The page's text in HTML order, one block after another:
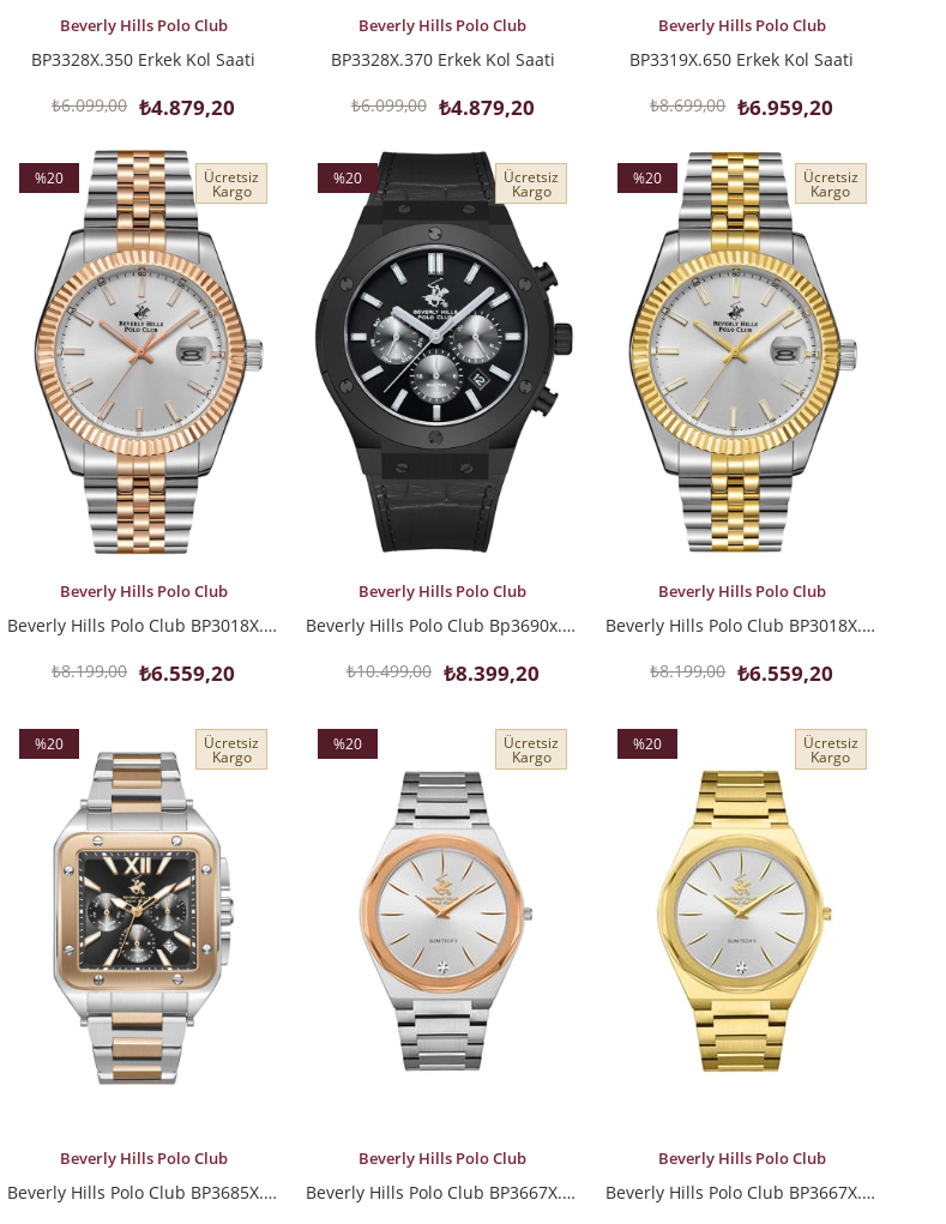
SEPETE EKLE
Beverly Hills Polo Club
BP3328X.350 Erkek Kol Saati
₺4.879,20
₺6.099,00
SEPETE EKLE
Beverly Hills Polo Club
BP3328X.370 Erkek Kol Saati
₺4.879,20
₺6.099,00
SEPETE EKLE
Beverly Hills Polo Club
BP3319X.650 Erkek Kol Saati
₺6.959,20
₺8.699,00
SEPETE EKLE
%20
%20İndirim
Ücretsiz
Kargo
Beverly Hills Polo Club
Beverly Hills Polo Club BP3018X.530 Erkek Kol Saati
₺6.559,20
₺8.199,00
SEPETE EKLE
%20
İndirim
%20İndirim
Ücretsiz
Kargo
Beverly Hills Polo Club
Beverly Hills Polo Club Bp3690x.651 Erkek Kol Saati
₺8.399,20
₺10.499,00
SEPETE EKLE
%20
%20İndirim
Ücretsiz
Kargo
Beverly Hills Polo Club
Beverly Hills Polo Club BP3018X.230 Erkek Kol Saati
₺6.559,20
₺8.199,00
SEPETE EKLE
%20
%20İndirim
Ücretsiz
Kargo
Beverly Hills Polo Club
Beverly Hills Polo Club BP3685X.550 Erkek Kol Saati
SEPETE EKLE
%20
Ücretsiz
Kargo
Beverly Hills Polo Club
Beverly Hills Polo Club BP3667X.330 Erkek Kol Saati
SEPETE EKLE
%20
Ücretsiz
Kargo
Beverly Hills Polo Club
Beverly Hills Polo Club BP3667X.130 Erkek Kol Saati